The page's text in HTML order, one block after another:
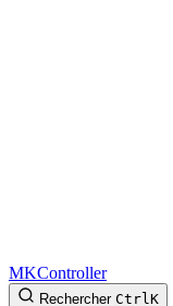
MKController
Rechercher CtrlK